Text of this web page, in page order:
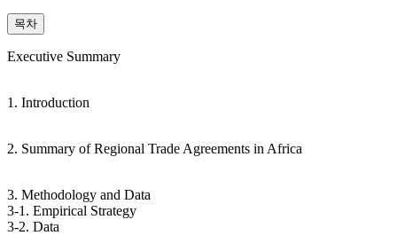
목차
Executive Summary
1. Introduction
2. Summary of Regional Trade Agreements in Africa
3. Methodology and Data
3-1. Empirical Strategy
3-2. Data